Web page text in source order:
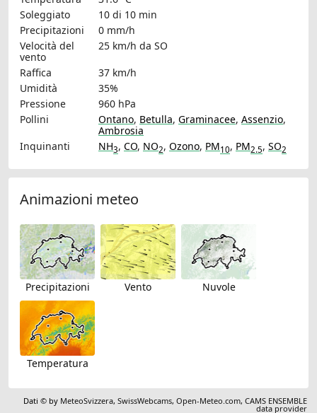
Soleggiato
10 di 10 min
Precipitazioni
0 mm/h
Velocità del
vento
25 km/h da SO
Raffica
37 km/h
Umidità
35%
Pressione
960 hPa
Pollini
Ontano, Betulla, Graminacee, Assenzio,
Ambrosia
Inquinanti
NH3, CO, NO2, Ozono, PM10, PM2.5, SO2
Animazioni meteo
Precipitazioni Vento Nuvole
Temperatura
Dati © by MeteoSvizzera,SwissWebcams,Open-Meteo.com,CAMS ENSEMBLE
data provider